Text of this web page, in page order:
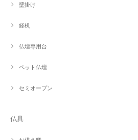
壁掛け
経机
仏壇専用台
ペット仏壇
セミオープン
仏具